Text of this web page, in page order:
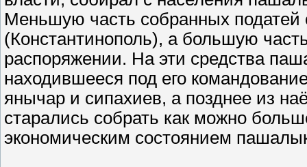
Меньшую часть собранных податей
(Константинополь), а большую
распоряжении. На эти средства
находившееся под его
янычар и сипахиев, а позднее из
старались собрать как можно
экономическим состоянием